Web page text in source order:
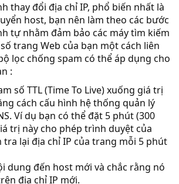
thay đổi địa chỉ IP, phổ biến nhất là
host, bạn nên làm theo các bước
tự nhằm đảm bảo các máy tìm kiếm
trang Web của bạn một cách liên
lọc chống spam có thể áp dụng cho
:
số TTL (Time To Live) xuống giá trị
cách cấu hình hệ thống quản lý
Ví dụ bạn có thể đặt 5 phút (300
trị này cho phép trình duyệt của
tra lại địa chỉ IP của trang mỗi 5 phút
dung đến host mới và chắc rằng nó
địa chỉ IP mới.